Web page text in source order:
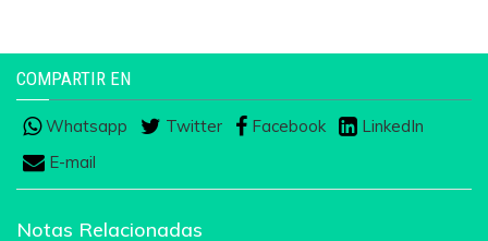
COMPARTIR EN
Whatsapp Twitter Facebook
LinkedIn
E-mail
Notas Relacionadas